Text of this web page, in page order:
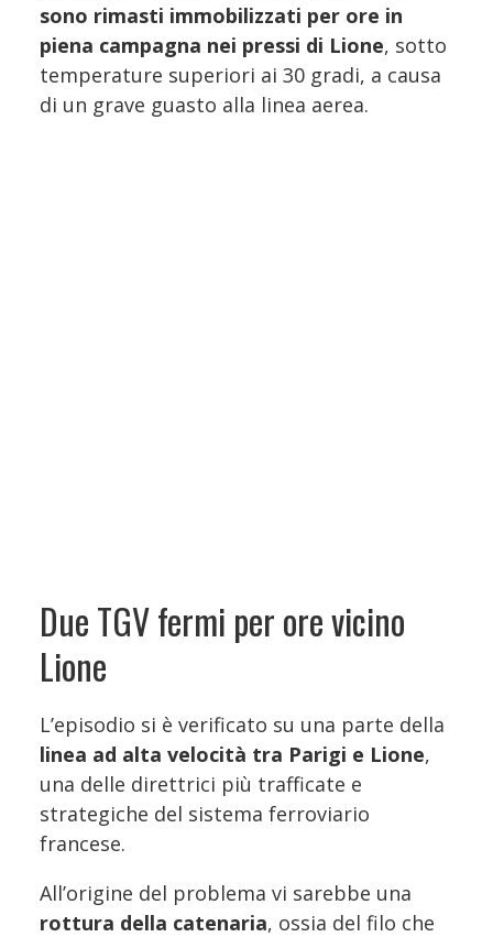
sono rimasti immobilizzati per ore in
piena campagna nei pressi di Lione, sotto
temperature superiori ai 30 gradi, a causa
di un grave guasto alla linea aerea.
Due TGV fermi per ore vicino
Lione
L’episodio si è verificato su una parte della
linea ad alta velocità tra Parigi e Lione,
una delle direttrici più trafficate e
strategiche del sistema ferroviario
francese.
All’origine del problema vi sarebbe una
rottura della catenaria, ossia del filo che